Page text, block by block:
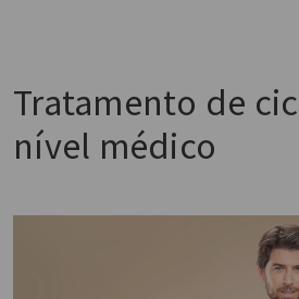
Tratamento de
nível médico